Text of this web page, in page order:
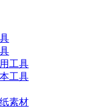
工具
工具
素材